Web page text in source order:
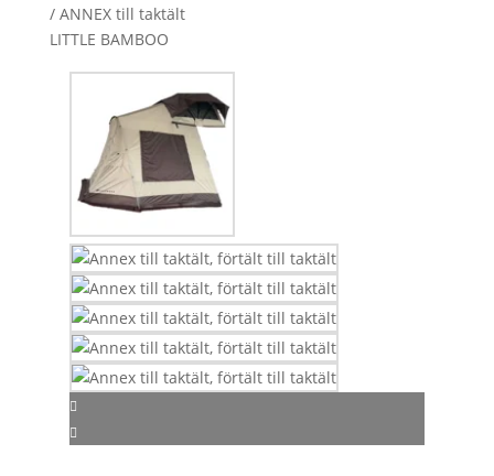
/ ANNEX till taktält
LITTLE BAMBOO